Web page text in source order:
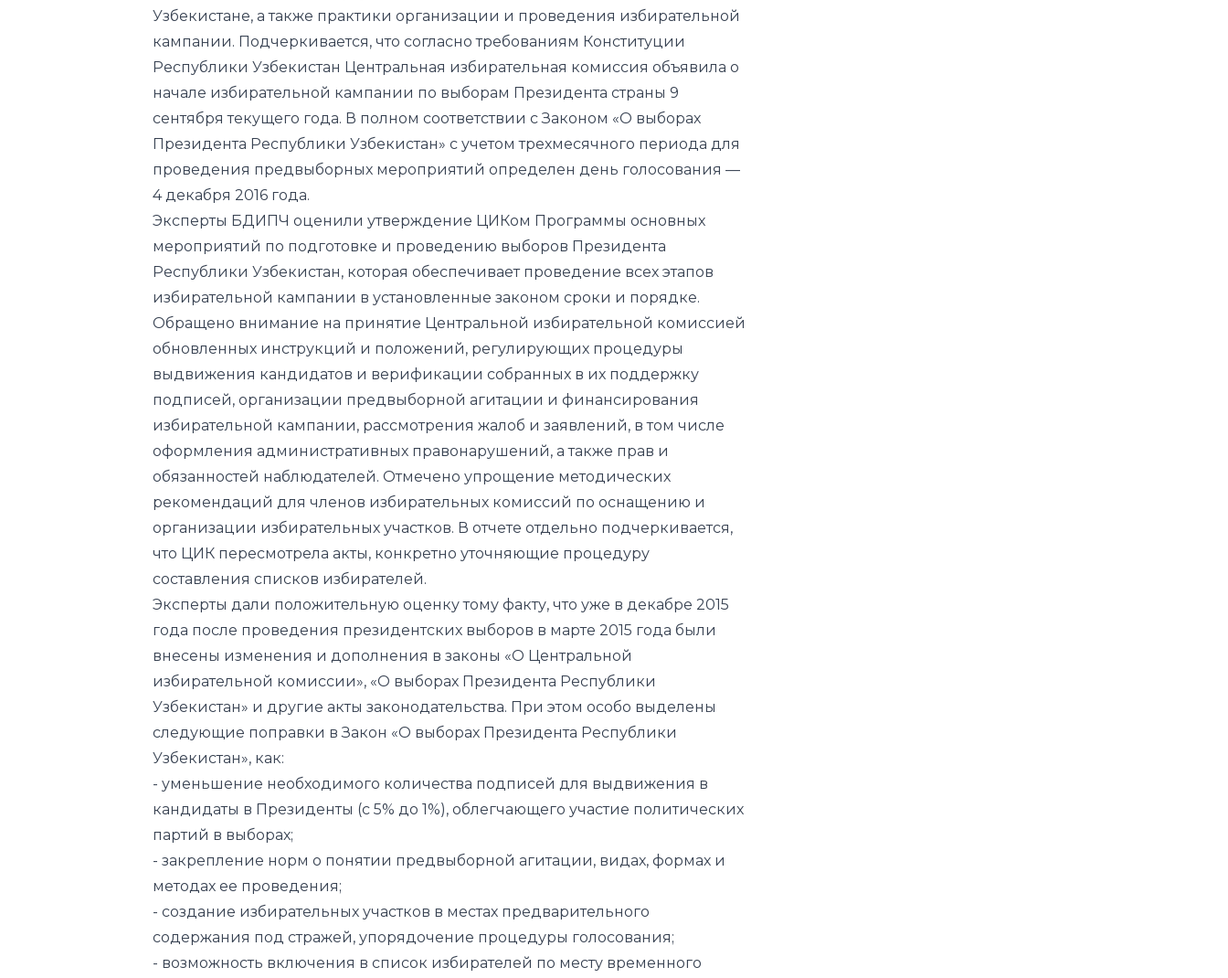
Узбекистане, а также практики организации и проведения избирательной
кампании. Подчеркивается, что согласно требованиям Конституции
Республики Узбекистан Центральная избирательная комиссия объявила о
начале избирательной кампании по выборам Президента страны 9
сентября текущего года. В полном соответствии с Законом «О выборах
Президента Республики Узбекистан» с учетом трехмесячного периода для
проведения предвыборных мероприятий определен день голосования —
4 декабря 2016 года.
Эксперты БДИПЧ оценили утверждение ЦИКом Программы основных
мероприятий по подготовке и проведению выборов Президента
Республики Узбекистан, которая обеспечивает проведение всех этапов
избирательной кампании в установленные законом сроки и порядке.
Обращено внимание на принятие Центральной избирательной комиссией
обновленных инструкций и положений, регулирующих процедуры
выдвижения кандидатов и верификации собранных в их поддержку
подписей, организации предвыборной агитации и финансирования
избирательной кампании, рассмотрения жалоб и заявлений, в том числе
оформления административных правонарушений, а также прав и
обязанностей наблюдателей. Отмечено упрощение методических
рекомендаций для членов избирательных комиссий по оснащению и
организации избирательных участков. В отчете отдельно подчеркивается,
что ЦИК пересмотрела акты, конкретно уточняющие процедуру
составления списков избирателей.
Эксперты дали положительную оценку тому факту, что уже в декабре 2015
года после проведения президентских выборов в марте 2015 года были
внесены изменения и дополнения в законы «О Центральной
избирательной комиссии», «О выборах Президента Республики
Узбекистан» и другие акты законодательства. При этом особо выделены
следующие поправки в Закон «О выборах Президента Республики
Узбекистан», как:
- уменьшение необходимого количества подписей для выдвижения в
кандидаты в Президенты (с 5% до 1%), облегчающего участие политических
партий в выборах;
- закрепление норм о понятии предвыборной агитации, видах, формах и
методах ее проведения;
- создание избирательных участков в местах предварительного
содержания под стражей, упорядочение процедуры голосования;
- возможность включения в список избирателей по месту временного